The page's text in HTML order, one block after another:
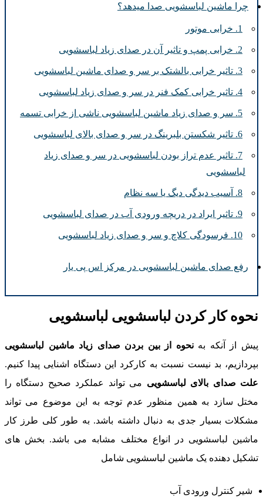
چرا ماشین لباسشویی صدا میدهد؟
7. تاثیر عدم تراز بودن لباسشویی در سر و صدای زیاد
لباسشویی
10. فرسودگی کلاچ و سر و صدای زیاد لباسشویی
رفع صدای ماشین لباسشویی در مرکز اس پی یار
کار کردن لباسشویی لباسشویی
از آنکه بهنحوه از بین بردن صدای زیاد ماشین لباسشویی
بد نیست نسبت به کارکرد این دستگاه اشنایی پیدا کنیم.
صدای بالای لباسشوییمی تواند عملکرد صحیح دستگاه را
سازد به همین منظور عدم توجه به این موضوع می تواند
بسیار جدی به دنبال داشته باشد. به طور کلی طرز کار
لباسشویی در انواع مختلف مشابه می باشد. بخش های
دهنده یک ماشین لباسشویی شامل
شیر کنترل ورودی آب